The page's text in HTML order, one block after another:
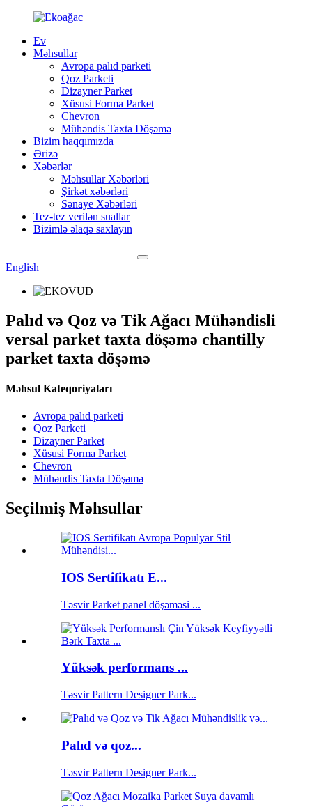
Ev
Məhsullar
Avropa palıd parketi
Qoz Parketi
Dizayner Parket
Xüsusi Forma Parket
Chevron
Mühəndis Taxta Döşəmə
Bizim haqqımızda
Ərizə
Xəbərlər
Məhsullar Xəbərləri
Şirkət xəbərləri
Sənaye Xəbərləri
Tez-tez verilən suallar
Bizimlə əlaqə saxlayın
English
Palıd və Qoz və Tik Ağacı Mühəndisli
versal parket taxta döşəmə chantilly
parket taxta döşəmə
Məhsul Kateqoriyaları
Avropa palıd parketi
Qoz Parketi
Dizayner Parket
Xüsusi Forma Parket
Chevron
Mühəndis Taxta Döşəmə
Seçilmiş Məhsullar
IOS Sertifikatı E...
Təsvir Parket panel döşəməsi ...
Yüksək performans ...
Təsvir Pattern Designer Park...
Palıd və qoz...
Təsvir Pattern Designer Park...